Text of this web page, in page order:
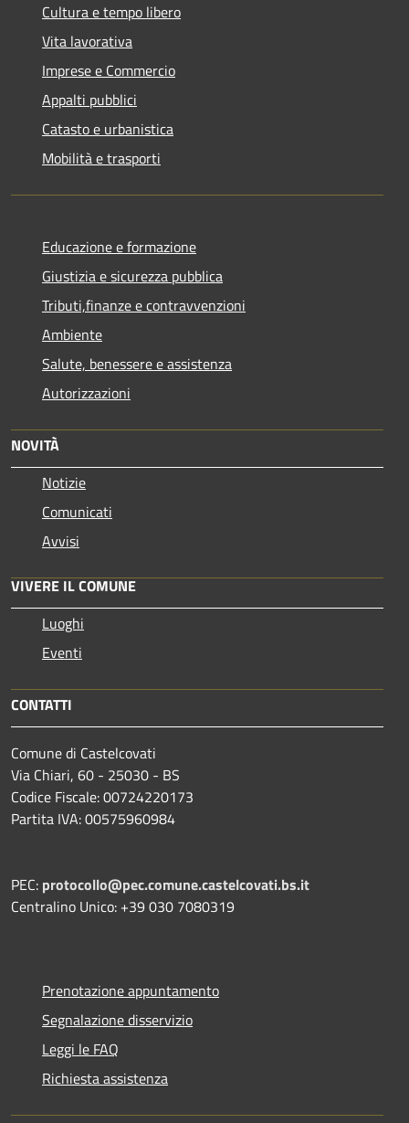
Cultura e tempo libero
Vita lavorativa
Imprese e Commercio
Appalti pubblici
Catasto e urbanistica
Mobilità e trasporti
Educazione e formazione
Giustizia e sicurezza pubblica
Tributi,finanze e contravvenzioni
Ambiente
Salute, benessere e assistenza
Autorizzazioni
NOVITÀ
Notizie
Comunicati
Avvisi
VIVERE IL COMUNE
Luoghi
Eventi
CONTATTI
Comune di Castelcovati
Via Chiari, 60 - 25030 - BS
Codice Fiscale: 00724220173
Partita IVA: 00575960984
PEC: protocollo@pec.comune.castelcovati.bs.it
Centralino Unico: +39 030 7080319
Prenotazione appuntamento
Segnalazione disservizio
Leggi le FAQ
Richiesta assistenza